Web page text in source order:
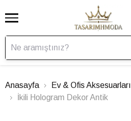
Anasayfa Ev & Ofis Aksesuarları
İkili Hologram Dekor Antik